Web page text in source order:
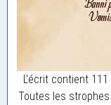
L'écrit contient
Toutes les